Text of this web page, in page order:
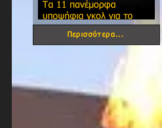
Τα 11 πανέμορφα
υποψήφια γκολ για το
φετινό FIFA Puskas Award!
Περισσότερα...